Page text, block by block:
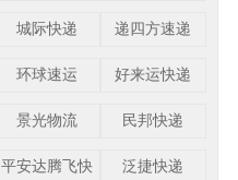
城际快递 递四方速递
环球速运 好来运快递
景光物流 民邦快递
平安达腾飞快
泛捷快递